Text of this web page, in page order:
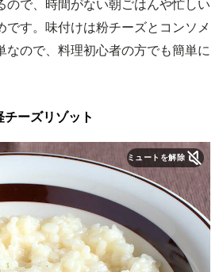
ので、時間がない朝ごはんや忙しい
です。味付けは粉チーズとコンソメ
なので、料理初心者の方でも簡単に
ーズリゾット
ミュートを解除